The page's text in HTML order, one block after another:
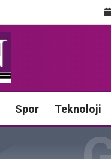
Spor Teknoloji